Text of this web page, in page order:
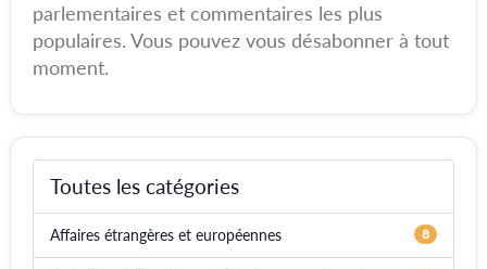
parlementaires et commentaires les plus
populaires. Vous pouvez vous désabonner à tout
moment.
Toutes les catégories
Affaires étrangères et européennes 8